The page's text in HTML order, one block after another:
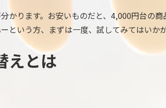
かります。お安いものだと、4,000円台の商
という方、まずは一度、試してみてはいか
えとは